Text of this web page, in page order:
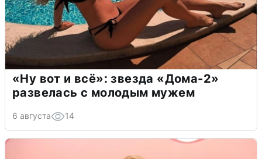
«Ну вот и всё»: звезда «Дома-2»
развелась с молодым мужем
6 августа 14